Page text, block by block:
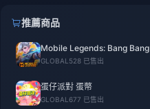
推薦商品
Mobile Legends: Bang Bang
GLOBAL 528 已售出
蛋仔派對 蛋幣
GLOBAL 677 已售出